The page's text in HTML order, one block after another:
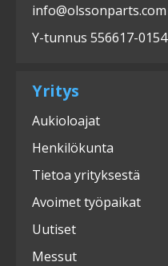
info@olssonparts.com
Y-tunnus 556617-0154
Yritys
Aukioloajat
Henkilökunta
Tietoa yrityksestä
Avoimet työpaikat
Uutiset
Messut